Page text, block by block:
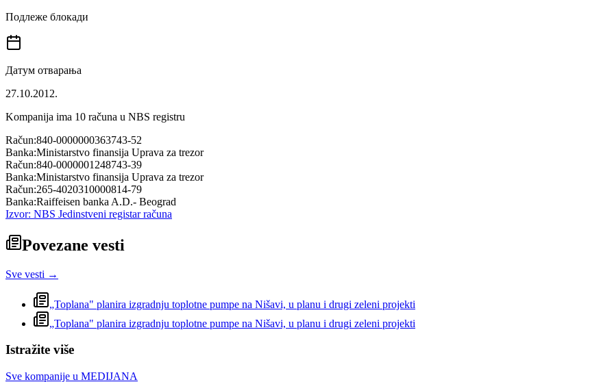
Подлеже блокади
Датум отварања
27.10.2012.
Kompanija ima 10 računa u NBS registru
Račun:840-0000000363743-52
Banka:Ministarstvo finansija Uprava za trezor
Račun:840-0000001248743-39
Banka:Ministarstvo finansija Uprava za trezor
Račun:265-4020310000814-79
Banka:Raiffeisen banka A.D.- Beograd
Izvor: NBS Jedinstveni registar računa
Povezane vesti
Sve vesti →
„Toplana" planira izgradnju toplotne pumpe na Nišavi, u planu i drugi zeleni projekti
„Toplana" planira izgradnju toplotne pumpe na Nišavi, u planu i drugi zeleni projekti
Istražite više
Sve kompanije u MEDIJANA